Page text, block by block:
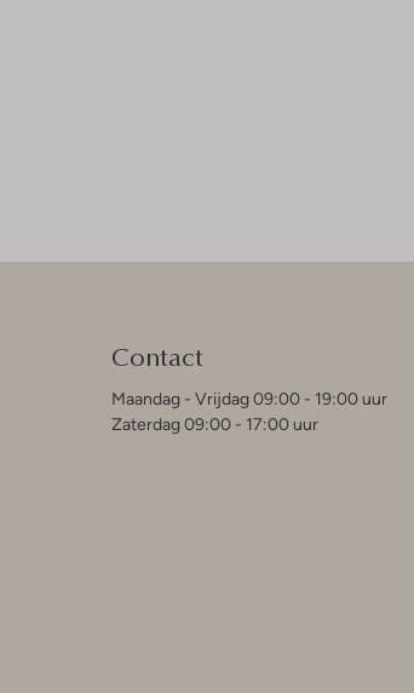
Contact
Maandag - Vrijdag 09:00 - 19:00 uur
Zaterdag 09:00 - 17:00 uur